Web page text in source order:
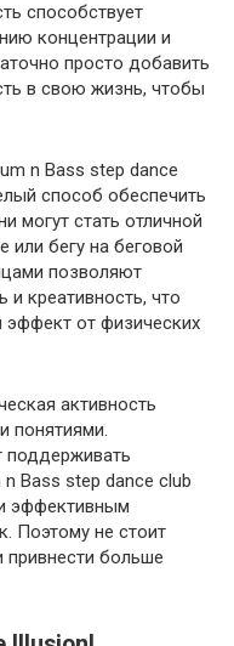
способствует
концентрации и
просто добавить
в свою жизнь, чтобы
n Bass step dance
способ обеспечить
могут стать отличной
или бегу на беговой
позволяют
креативность, что
эффект от физических
активность
понятиями.
поддерживать
Bass step dance club
эффективным
Поэтому не стоит
привнести больше